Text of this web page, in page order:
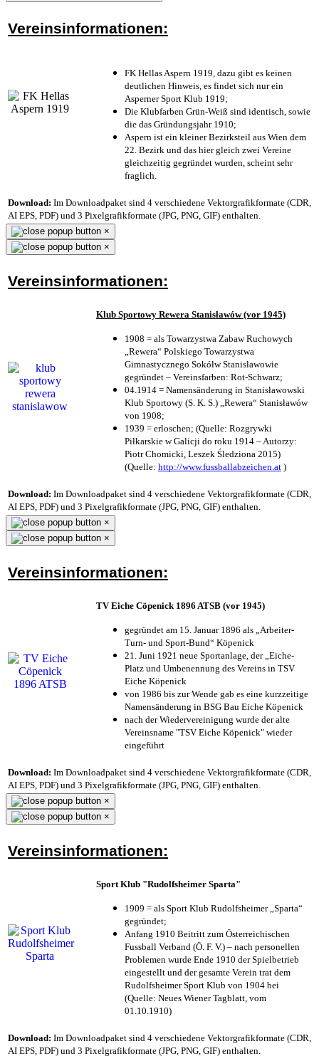
Vereinsinformationen:
FK Hellas Aspern 1919, dazu gibt es keinen
deutlichen Hinweis, es findet sich nur ein
Asperner Sport Klub 1919;
Die Klubfarben Grün-Weiß sind identisch, sowie
die das Gründungsjahr 1910;
Aspern ist ein kleiner Bezirksteil aus Wien dem
22. Bezirk und das hier gleich zwei Vereine
gleichzeitig gegründet wurden, scheint sehr
fraglich.
Download: Im Downloadpaket sind 4 verschiedene Vektorgrafikformate (CDR,
AI EPS, PDF) und 3 Pixelgrafikformate (JPG, PNG, GIF) enthalten.
×
×
Vereinsinformationen:
Klub Sportowy Rewera Stanisławów (vor 1945)
1908 = als Towarzystwa Zabaw Ruchowych
„Rewera“ Polskiego Towarzystwa
Gimnastycznego Sokółw Stanisławowie
gegründet – Vereinsfarben: Rot-Schwarz;
04.1914 = Namensänderung in Stanisławowski
Klub Sportowy (S. K. S.) „Rewera“ Stanisławów
von 1908;
1939 = erloschen; (Quelle: Rozgrywki
Piłkarskie w Galicji do roku 1914 – Autorzy:
Piotr Chomicki, Leszek Śledziona 2015)
(Quelle: http://www.fussballabzeichen.at )
Download: Im Downloadpaket sind 4 verschiedene Vektorgrafikformate (CDR,
AI EPS, PDF) und 3 Pixelgrafikformate (JPG, PNG, GIF) enthalten.
×
×
Vereinsinformationen:
TV Eiche Cöpenick 1896 ATSB (vor 1945)
gegründet am 15. Januar 1896 als „Arbeiter-
Turn- und Sport-Bund“ Köpenick
21. Juni 1921 neue Sportanlage, der „Eiche-
Platz und Umbenennung des Vereins in TSV
Eiche Köpenick
von 1986 bis zur Wende gab es eine kurzzeitige
Namensänderung in BSG Bau Eiche Köpenick
nach der Wiedervereinigung wurde der alte
Vereinsname "TSV Eiche Köpenick" wieder
eingeführt
Download: Im Downloadpaket sind 4 verschiedene Vektorgrafikformate (CDR,
AI EPS, PDF) und 3 Pixelgrafikformate (JPG, PNG, GIF) enthalten.
×
×
Vereinsinformationen:
Sport Klub "Rudolfsheimer Sparta"
1909 = als Sport Klub Rudolfsheimer „Sparta“
gegründet;
Anfang 1910 Beitritt zum Österreichischen
Fussball Verband (Ö. F. V.) – nach personellen
Problemen wurde Ende 1910 der Spielbetrieb
eingestellt und der gesamte Verein trat dem
Rudolfsheimer Sport Klub von 1904 bei
(Quelle: Neues Wiener Tagblatt, vom
01.10.1910)
Download: Im Downloadpaket sind 4 verschiedene Vektorgrafikformate (CDR,
AI EPS, PDF) und 3 Pixelgrafikformate (JPG, PNG, GIF) enthalten.